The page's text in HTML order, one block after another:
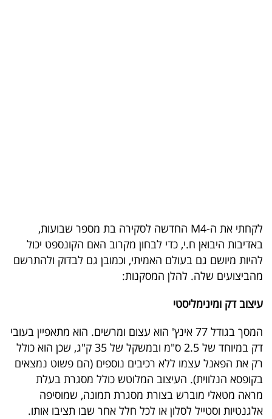
UNDER
40
שיתופי
דרושים
ניוזלטרים
לקחתי את ה-M4 החדשה לסקירה בת מספר שבועות,
באדיבות היבואן ח.י, כדי לבחון מקרוב האם הקונספט יכול
להיות מיושם גם בעולם האמיתי, וכמובן גם לבדוק ולהתרשם
מהביצועים שלה. להלן המסקנות:
עיצוב דק ומינימליסטי
המסך בגודל 77 אינץ' הוא עצום ומרשים. הוא מתאפיין בעובי
דק במיוחד של 2.5 ס"מ ובמשקל של 35 ק"ג, שכן הוא כולל
רק את הפאנל עצמו ללא רכיבים נוספים (הם פשוט נמצאים
בקופסא הנלווית). העיצוב המלוטש כולל מסגרת בעלת
מראה מטאלי מוברש בצורת מסגרת תמונה, שמוסיפה
אלגנטיות וסטייל לסלון או לכל חלל אחר שבו תציבו אותו.